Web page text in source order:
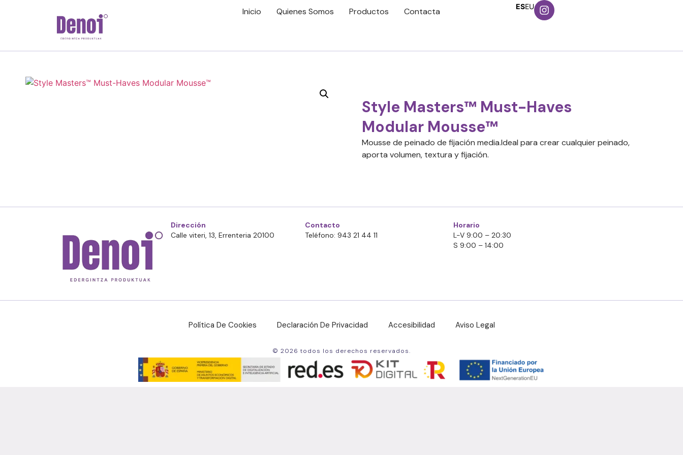
Inicio Quienes Somos Productos Contacta ESEU
Style Masters™ Must-Haves
Modular Mousse™
Mousse de peinado de fijación media.Ideal para crear cualquier peinado,
aporta volumen, textura y fijación.
Dirección
Calle viteri, 13, Errenteria 20100
Contacto
Teléfono: 943 21 44 11
Horario
L-V 9:00 – 20:30
S 9:00 – 14:00
Política De Cookies Declaración De Privacidad Accesibilidad Aviso Legal
© 2026 todos los derechos reservados.